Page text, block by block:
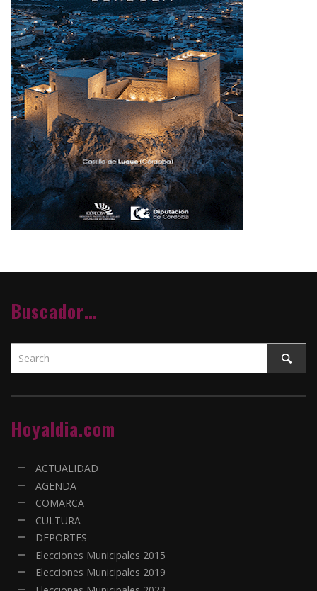
Buscador…
Hoyaldia.com
ACTUALIDAD
AGENDA
COMARCA
CULTURA
DEPORTES
Elecciones Municipales 2015
Elecciones Municipales 2019